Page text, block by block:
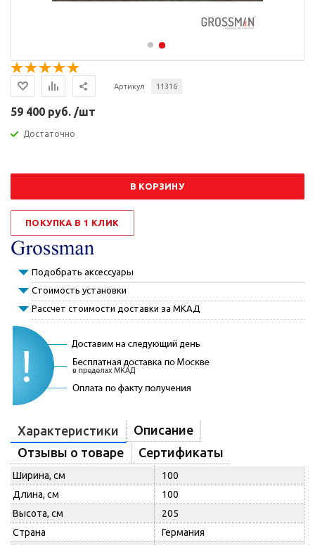
Артикул 11316
59 400 руб. /шт
Достаточно
В КОРЗИНУ
ПОКУПКА В 1 КЛИК
Подобрать аксессуары
Стоимость установки
Рассчет стоимости доставки за МКАД
Характеристики
Описание
Отзывы о товаре
Сертификаты
Ширина, см
100
Длина, см
100
Высота, см
205
Страна
Германия